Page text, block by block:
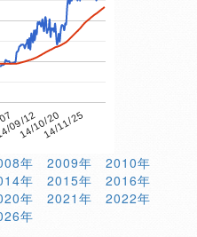
09/12
14/10/2014/11/25
年 2009年
2010年
年 2015年
2016年
年 2021年
2022年
年